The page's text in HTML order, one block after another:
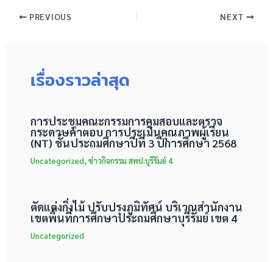
PREVIOUS NEXT
เรื่องราวล่าสุด
การประชุมคณะกรรมการคุมสอบและตรวจ
กระดาษคำตอบ การประเมินคุณภาพผู้เรียน
(NT) ชั้นประถมศึกษาปีที่ 3 ปีการศึกษา 2568
Uncategorized, ข่าวกิจกรรม สพป.บุรีรัมย์ 4
ตัดแต่งกิ่งไม้ ปรับปรุงภูมิทัศน์ บริเวณสำนักงาน
เขตพื้นที่การศึกษาประถมศึกษาบุรีรัมย์ เขต 4
Uncategorized